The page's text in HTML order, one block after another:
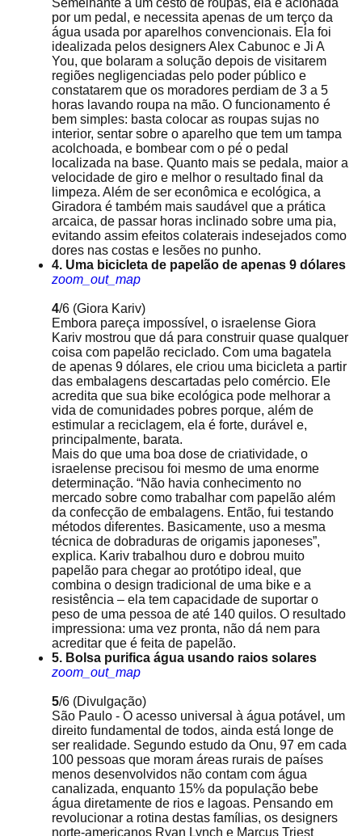
Semelhante a um cesto de roupas, ela é acionada
por um pedal, e necessita apenas de um terço da
água usada por aparelhos convencionais. Ela foi
idealizada pelos designers Alex Cabunoc e Ji A
You, que bolaram a solução depois de visitarem
regiões negligenciadas pelo poder público e
constatarem que os moradores perdiam de 3 a 5
horas lavando roupa na mão. O funcionamento é
bem simples: basta colocar as roupas sujas no
interior, sentar sobre o aparelho que tem um tampa
acolchoada, e bombear com o pé o pedal
localizada na base. Quanto mais se pedala, maior a
velocidade de giro e melhor o resultado final da
limpeza. Além de ser econômica e ecológica, a
Giradora é também mais saudável que a prática
arcaica, de passar horas inclinado sobre uma pia,
evitando assim efeitos colaterais indesejados como
dores nas costas e lesões no punho.
4. Uma bicicleta de papelão de apenas 9 dólares
zoom_out_map
4/6 (Giora Kariv)
Embora pareça impossível, o israelense Giora
Kariv mostrou que dá para construir quase qualquer
coisa com papelão reciclado. Com uma bagatela
de apenas 9 dólares, ele criou uma bicicleta a partir
das embalagens descartadas pelo comércio. Ele
acredita que sua bike ecológica pode melhorar a
vida de comunidades pobres porque, além de
estimular a reciclagem, ela é forte, durável e,
principalmente, barata.
Mais do que uma boa dose de criatividade, o
israelense precisou foi mesmo de uma enorme
determinação. “Não havia conhecimento no
mercado sobre como trabalhar com papelão além
da confecção de embalagens. Então, fui testando
métodos diferentes. Basicamente, uso a mesma
técnica de dobraduras de origamis japoneses”,
explica. Kariv trabalhou duro e dobrou muito
papelão para chegar ao protótipo ideal, que
combina o design tradicional de uma bike e a
resistência – ela tem capacidade de suportar o
peso de uma pessoa de até 140 quilos. O resultado
impressiona: uma vez pronta, não dá nem para
acreditar que é feita de papelão.
5. Bolsa purifica água usando raios solares
zoom_out_map
5/6 (Divulgação)
São Paulo - O acesso universal à água potável, um
direito fundamental de todos, ainda está longe de
ser realidade. Segundo estudo da Onu, 97 em cada
100 pessoas que moram áreas rurais de países
menos desenvolvidos não contam com água
canalizada, enquanto 15% da população bebe
água diretamente de rios e lagoas. Pensando em
revolucionar a rotina destas famílias, os designers
norte-americanos Ryan Lynch e Marcus Triest